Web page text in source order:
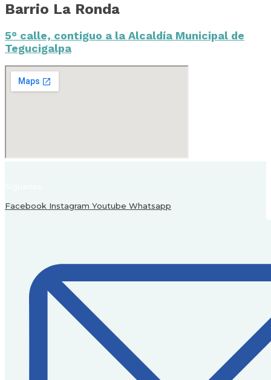
Barrio La Ronda
5° calle, contiguo a la Alcaldía Municipal de
Tegucigalpa
Facebook Instagram Youtube Whatsapp